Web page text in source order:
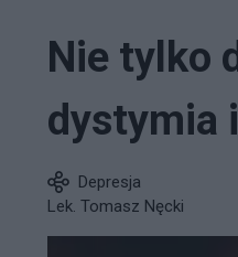
Nie tylko
dystymia
Depresja
Lek. Tomasz Nęcki